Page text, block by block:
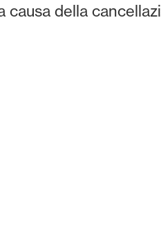
causa della